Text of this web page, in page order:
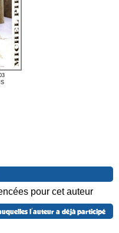
pour cet auteur
l'auteur a déjà participé